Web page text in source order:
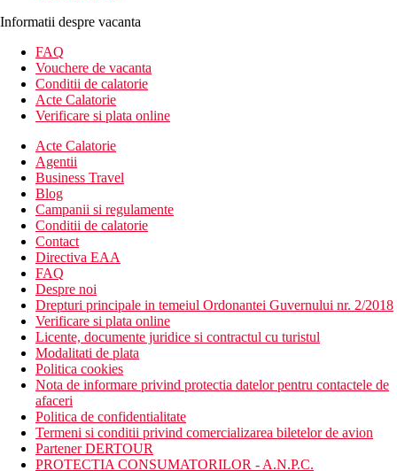
Informatii despre vacanta
FAQ
Vouchere de vacanta
Conditii de calatorie
Acte Calatorie
Verificare si plata online
Acte Calatorie
Agentii
Business Travel
Blog
Campanii si regulamente
Conditii de calatorie
Contact
Directiva EAA
FAQ
Despre noi
Drepturi principale in temeiul Ordonantei Guvernului nr. 2/2018
Verificare si plata online
Licente, documente juridice si contractul cu turistul
Modalitati de plata
Politica cookies
Nota de informare privind protectia datelor pentru contactele de
afaceri
Politica de confidentialitate
Termeni si conditii privind comercializarea biletelor de avion
Partener DERTOUR
PROTECTIA CONSUMATORILOR - A.N.P.C.